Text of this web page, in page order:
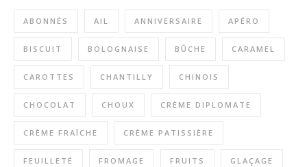
ABONNÉS AIL ANNIVERSAIRE APÉRO
BISCUIT BOLOGNAISE BÛCHE CARAMEL
CAROTTES CHANTILLY CHINOIS
CHOCOLAT CHOUX CRÈME DIPLOMATE
CRÈME FRAÎCHE CRÈME PATISSIÈRE
FEUILLETÉ FROMAGE FRUITS GLAÇAGE